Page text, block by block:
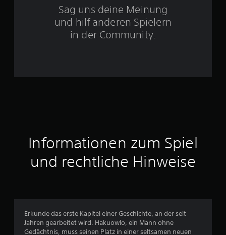
u
s
5
4
Sag uns deine Meinung
und hilf anderen Spielern
in der Community.
Informationen zum Spiel
und rechtliche Hinweise
Erkunde das erste Kapitel einer Geschichte, an der seit
Jahren gearbeitet wird. Hakuowlo, ein Mann ohne
Gedächtnis, muss seinen Platz in einer seltsamen neuen